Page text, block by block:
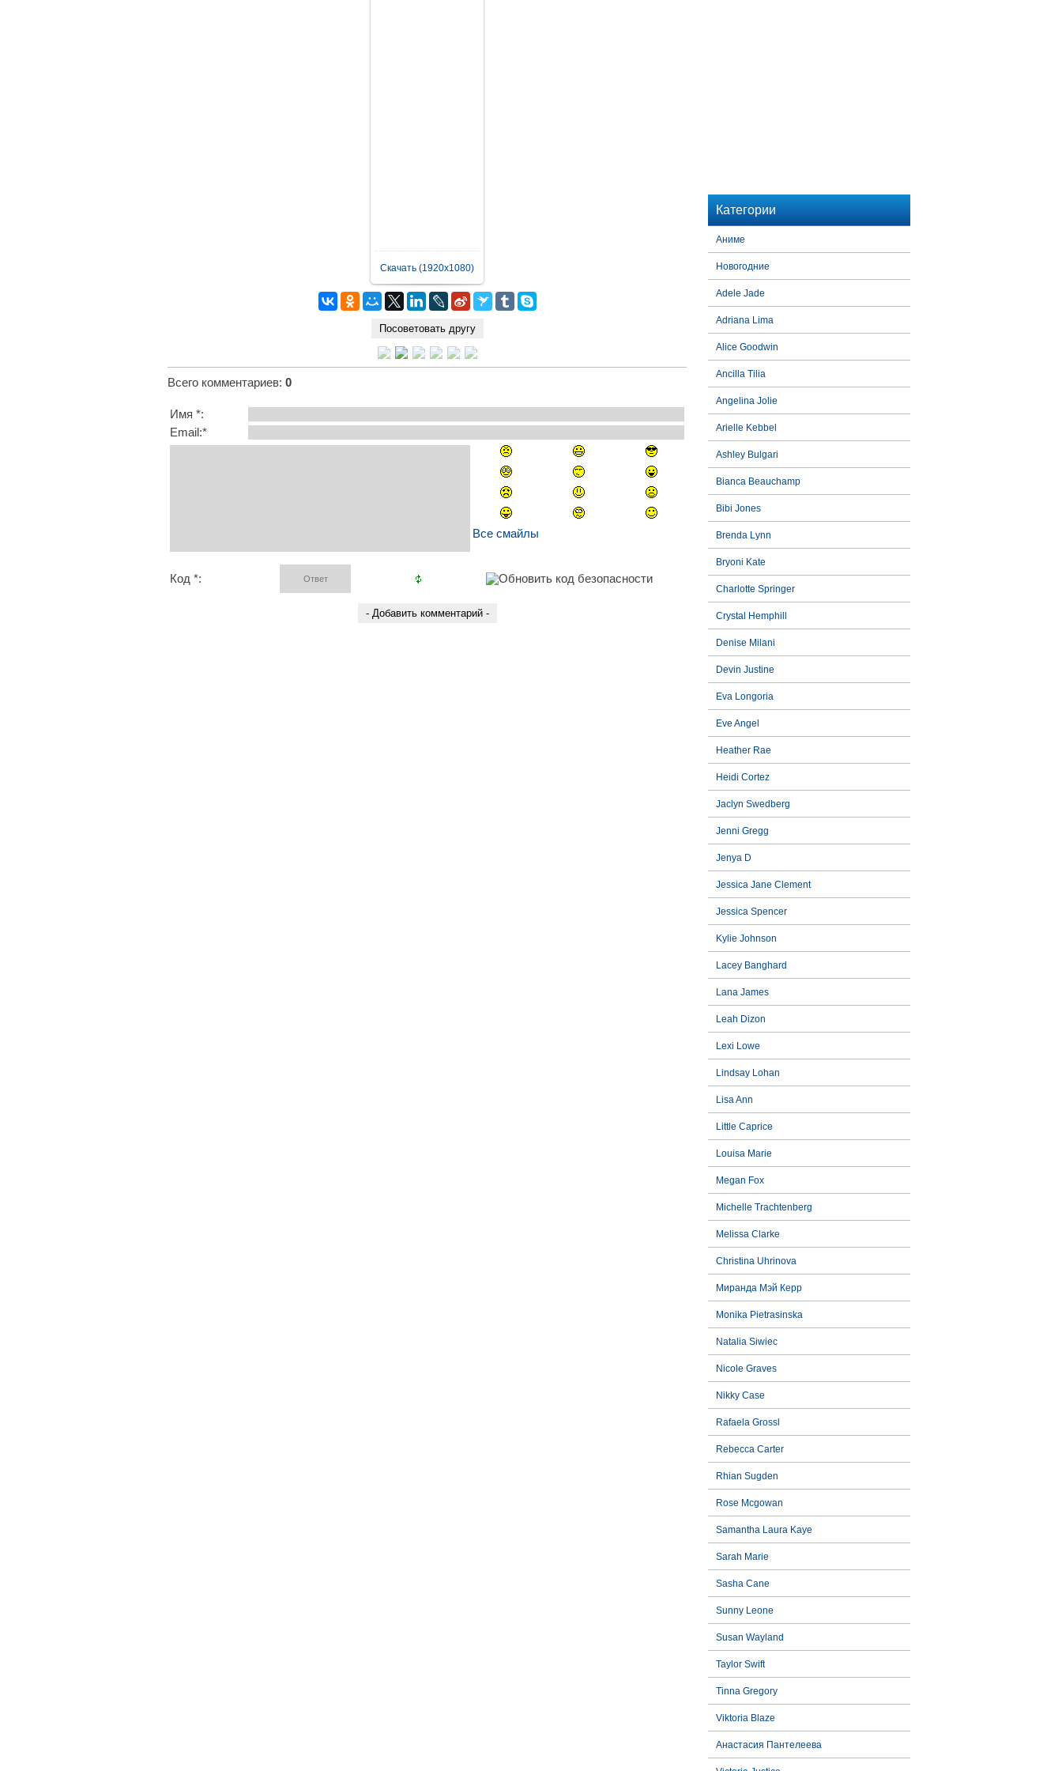
Скачать (1920x1080)
Всего комментариев: 0
Имя *:
Email:*
Все смайлы
Код *:
Категории
Аниме
Новогодние
Adele Jade
Adriana Lima
Alice Goodwin
Ancilla Tilia
Angelina Jolie
Arielle Kebbel
Ashley Bulgari
Bianca Beauchamp
Bibi Jones
Brenda Lynn
Bryoni Kate
Charlotte Springer
Crystal Hemphill
Denise Milani
Devin Justine
Eva Longoria
Eve Angel
Heather Rae
Heidi Cortez
Jaclyn Swedberg
Jenni Gregg
Jenya D
Jessica Jane Clement
Jessica Spencer
Kylie Johnson
Lacey Banghard
Lana James
Leah Dizon
Lexi Lowe
Lindsay Lohan
Lisa Ann
Little Caprice
Louisa Marie
Megan Fox
Michelle Trachtenberg
Melissa Clarke
Christina Uhrinova
Миранда Мэй Керр
Monika Pietrasinska
Natalia Siwiec
Nicole Graves
Nikky Case
Rafaela Grossl
Rebecca Carter
Rhian Sugden
Rose Mcgowan
Samantha Laura Kaye
Sarah Marie
Sasha Cane
Sunny Leone
Susan Wayland
Taylor Swift
Tinna Gregory
Viktoria Blaze
Анастасия Пантелеева